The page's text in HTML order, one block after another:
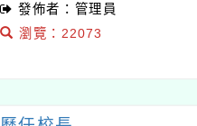
發佈者：管理員
瀏覽：22073